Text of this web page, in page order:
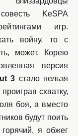
KeSPA
игр.
войну, то с
может, Корею
версия
3 стало нельзя
схватку,
боя, а вместо
будут поить
я обжег